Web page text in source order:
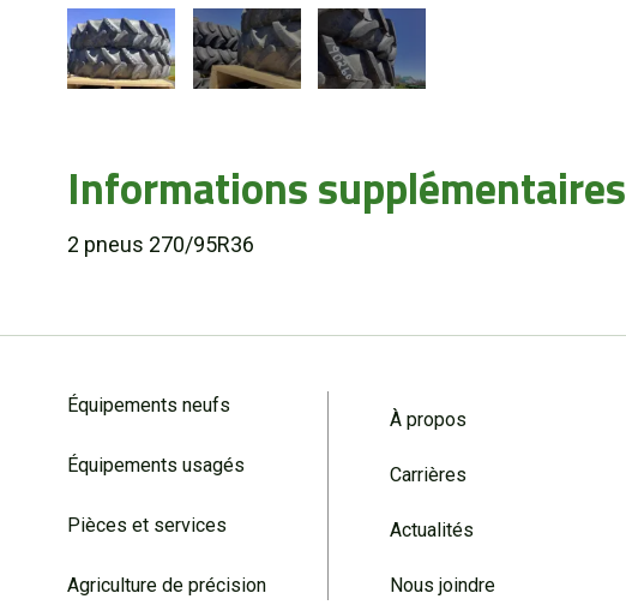
Informations supplémentaires
2 pneus 270/95R36
Équipements neufs
Équipements usagés
Pièces et services
Agriculture de précision
À propos
Carrières
Actualités
Nous joindre